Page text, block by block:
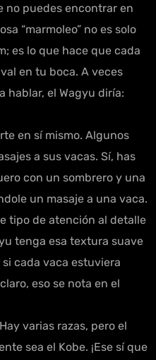
no puedes encontrar en
“marmoleo” no es solo
es lo que hace que cada
en tu boca. A veces
hablar, el Wagyu diría:
en sí mismo. Algunos
a sus vacas. Sí, has
con un sombrero y una
un masaje a una vaca.
tipo de atención al detalle
tenga esa textura suave
cada vaca estuviera
eso se nota en el
Hay varias razas, pero el
sea el Kobe. ¡Ese sí que